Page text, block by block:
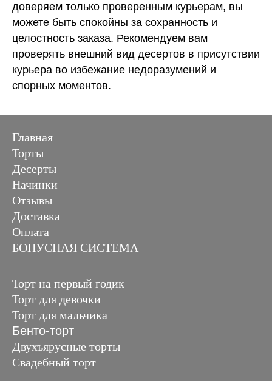
доверяем только проверенным курьерам, вы
можете быть спокойны за сохранность и
целостность заказа. Рекомендуем вам
проверять внешний вид десертов в присутствии
курьера во избежание недоразумений и
спорных моментов.
Главная
Торты
Десерты
Начинки
Отзывы
Доставка
Оплата
БОНУСНАЯ СИСТЕМА
Торт на первый годик
Торт для девочки
Торт для мальчика
Бенто-торт
Двухъярусные торты
Свадебный торт